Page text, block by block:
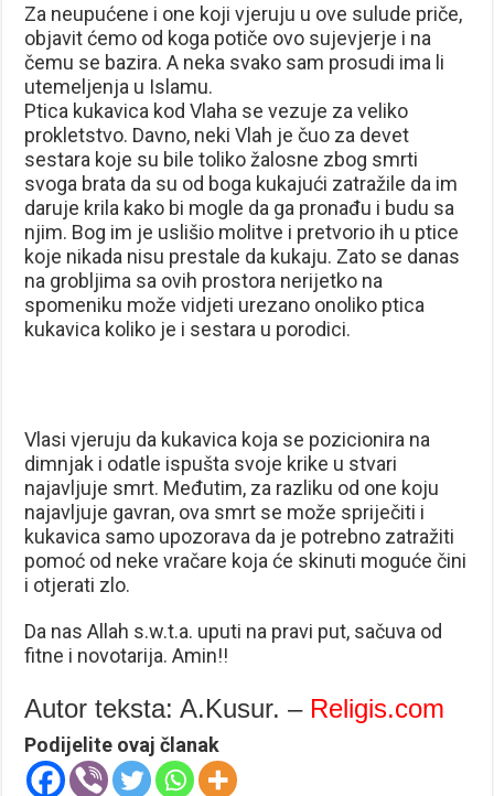
Za neupućene i one koji vjeruju u ove sulude priče,
objavit ćemo od koga potiče ovo sujevjerje i na
čemu se bazira. A neka svako sam prosudi ima li
utemeljenja u Islamu.
Ptica kukavica kod Vlaha se vezuje za veliko
prokletstvo. Davno, neki Vlah je čuo za devet
sestara koje su bile toliko žalosne zbog smrti
svoga brata da su od boga kukajući zatražile da im
daruje krila kako bi mogle da ga pronađu i budu sa
njim. Bog im je uslišio molitve i pretvorio ih u ptice
koje nikada nisu prestale da kukaju. Zato se danas
na grobljima sa ovih prostora nerijetko na
spomeniku može vidjeti urezano onoliko ptica
kukavica koliko je i sestara u porodici.
Vlasi vjeruju da kukavica koja se pozicionira na
dimnjak i odatle ispušta svoje krike u stvari
najavljuje smrt. Međutim, za razliku od one koju
najavljuje gavran, ova smrt se može spriječiti i
kukavica samo upozorava da je potrebno zatražiti
pomoć od neke vračare koja će skinuti moguće čini
i otjerati zlo.
Da nas Allah s.w.t.a. uputi na pravi put, sačuva od
fitne i novotarija. Amin!!
Autor teksta: A.Kusur. – Religis.com
Podijelite ovaj članak